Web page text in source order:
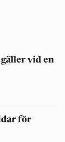
vid en
för